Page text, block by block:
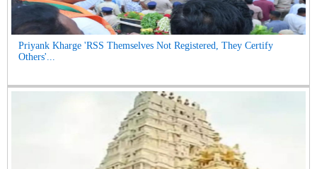
Priyank Kharge 'RSS Themselves Not Registered, They Certify
Others'...